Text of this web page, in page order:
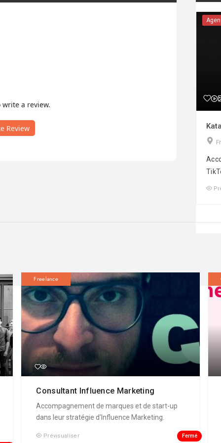
a review.
Review
Freelance
Consultant Influence Marketing
Accompagnement de marques et de start-up
dans leur stratégie d'Influence Marketing.
Prévisualiser Fermé